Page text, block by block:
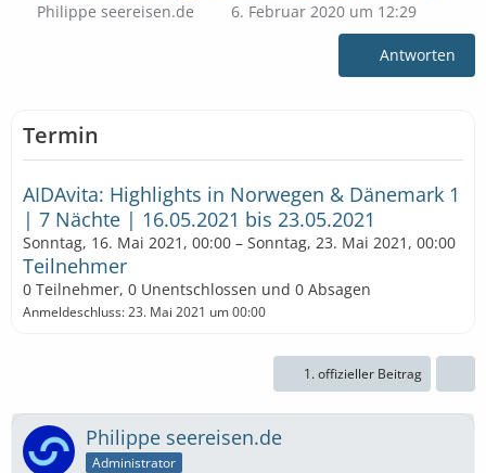
Philippe seereisen.de 6. Februar 2020 um 12:29
Antworten
Termin
AIDAvita: Highlights in Norwegen & Dänemark 1
| 7 Nächte | 16.05.2021 bis 23.05.2021
Sonntag, 16. Mai 2021, 00:00 – Sonntag, 23. Mai 2021, 00:00
Teilnehmer
0 Teilnehmer, 0 Unentschlossen und 0 Absagen
Anmeldeschluss: 23. Mai 2021 um 00:00
1. offizieller Beitrag
Philippe seereisen.de
Administrator